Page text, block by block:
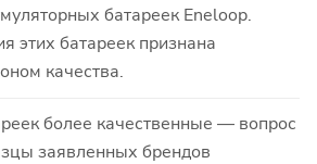
батареек Eneloop.
этих батареек признана
качества.
более качественные — вопрос
заявленных брендов